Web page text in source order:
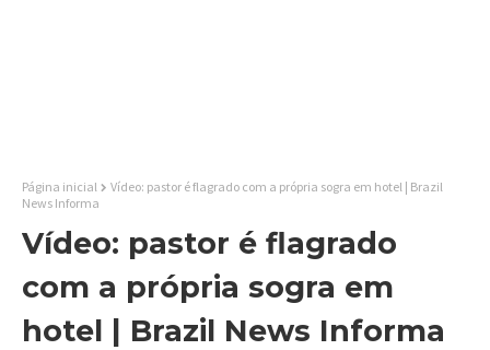
Página inicial
Vídeo: pastor é flagrado com a própria sogra em hotel | Brazil
News Informa
Vídeo: pastor é flagrado
com a própria sogra em
hotel | Brazil News Informa